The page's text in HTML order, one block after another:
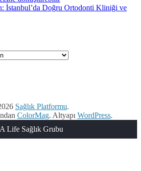
İstanbul’da Doğru Ortodonti Kliniği ve
Sağlık Platformu.
ColorMag. Altyapı WordPress.
A Life Sağlık Grubu